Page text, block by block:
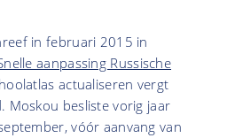
in februari 2015 in
aanpassing Russische
actualiseren vergt
Moskou besliste vorig jaar
vóór aanvang van